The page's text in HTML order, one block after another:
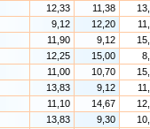
12,33 11,38
9,12 12,20
11,90 9,12
12,25 15,00
11,00 10,70
13,83 9,12
11,10 14,67
13,83 9,30